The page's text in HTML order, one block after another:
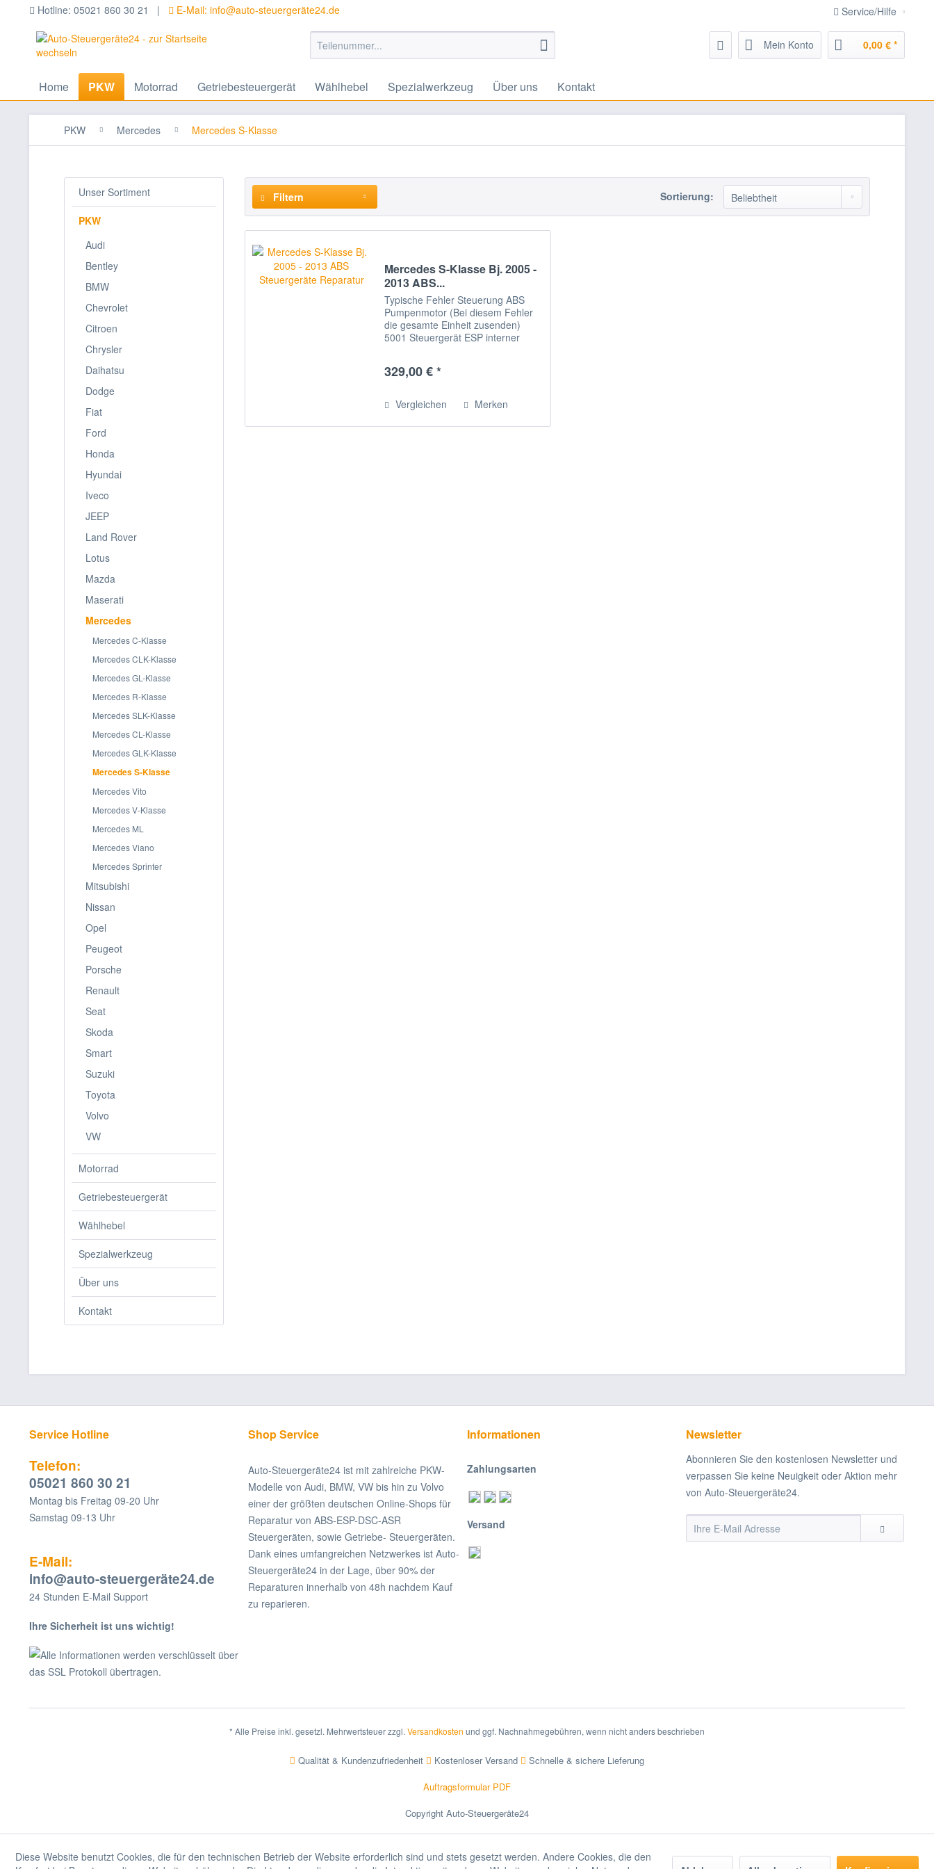
Service/Hilfe
Hotline: 05021 860 30 21 | E-Mail: info@auto-steuergeräte24.de
Mein Konto 0,00 € *
Home PKW Motorrad Getriebesteuergerät Wählhebel Spezialwerkzeug Über uns Kontakt
PKW Mercedes Mercedes S-Klasse
Unser Sortiment
PKW
Audi
Bentley
BMW
Chevrolet
Citroen
Chrysler
Daihatsu
Dodge
Fiat
Ford
Honda
Hyundai
Iveco
JEEP
Land Rover
Lotus
Mazda
Maserati
Mercedes
Mercedes C-Klasse
Mercedes CLK-Klasse
Mercedes GL-Klasse
Mercedes R-Klasse
Mercedes SLK-Klasse
Mercedes CL-Klasse
Mercedes GLK-Klasse
Mercedes S-Klasse
Mercedes Vito
Mercedes V-Klasse
Mercedes ML
Mercedes Viano
Mercedes Sprinter
Mitsubishi
Nissan
Opel
Peugeot
Porsche
Renault
Seat
Skoda
Smart
Suzuki
Toyota
Volvo
VW
Motorrad
Getriebesteuergerät
Wählhebel
Spezialwerkzeug
Über uns
Kontakt
Filtern Sortierung:
Mercedes S-Klasse Bj. 2005 -
2013 ABS...
Typische Fehler Steuerung ABS
Pumpenmotor (Bei diesem Fehler
die gesamte Einheit zusenden)
5001 Steuergerät ESP interner
interner Fehler 22853 Steuergerät
329,00 € *
Vergleichen Merken
Service Hotline
Telefon:
05021 860 30 21
Montag bis Freitag 09-20 Uhr
Samstag 09-13 Uhr
E-Mail:
info@auto-steuergeräte24.de
24 Stunden E-Mail Support
Ihre Sicherheit ist uns wichtig!
Alle Informationen werden verschlüsselt über
das SSL Protokoll übertragen.
Shop Service
Auto-Steuergeräte24 ist mit zahlreiche PKW-
Modelle von Audi, BMW, VW bis hin zu Volvo
einer der größten deutschen Online-Shops für
Reparatur von ABS-ESP-DSC-ASR
Steuergeräten, sowie Getriebe- Steuergeräten.
Dank eines umfangreichen Netzwerkes ist Auto-
Steuergeräte24 in der Lage, über 90% der
Reparaturen innerhalb von 48h nachdem Kauf
zu reparieren.
Informationen
Zahlungsarten
Versand
Newsletter
Abonnieren Sie den kostenlosen Newsletter und
verpassen Sie keine Neuigkeit oder Aktion mehr
von Auto-Steuergeräte24.
* Alle Preise inkl. gesetzl. Mehrwertsteuer zzgl. Versandkosten und ggf. Nachnahmegebühren, wenn nicht anders beschrieben
Qualität & Kundenzufriedenheit Kostenloser Versand
Schnelle & sichere Lieferung
Auftragsformular PDF
Copyright Auto-Steuergeräte24
Diese Website benutzt Cookies, die für den technischen Betrieb der Website erforderlich sind und stets gesetzt werden. Andere Cookies, die den